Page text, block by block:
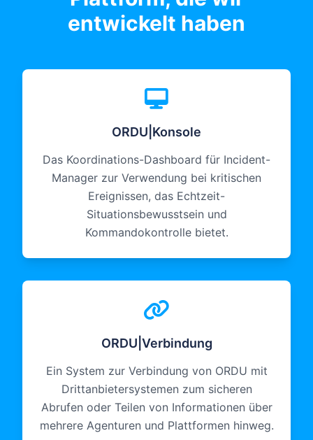
entwickelt haben
ORDU|Konsole
Das Koordinations-Dashboard für Incident-
Manager zur Verwendung bei kritischen
Ereignissen, das Echtzeit-
Situationsbewusstsein und
Kommandokontrolle bietet.
ORDU|Verbindung
Ein System zur Verbindung von ORDU mit
Drittanbietersystemen zum sicheren
Abrufen oder Teilen von Informationen über
mehrere Agenturen und Plattformen hinweg.